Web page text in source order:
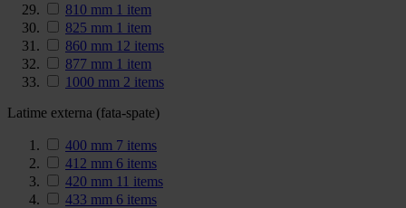
810 mm 1 item
825 mm 1 item
860 mm 12 items
877 mm 1 item
1000 mm 2 items
Latime externa (fata-spate)
400 mm 7 items
412 mm 6 items
420 mm 11 items
433 mm 6 items